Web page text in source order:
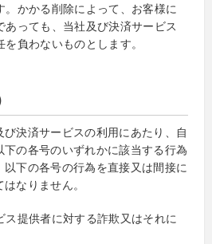
。かかる削除によって、お客様に
あっても、当社及び決済サービス
負わないものとします。
決済サービスの利用にあたり、自
下の各号のいずれかに該当する行為
下の各号の行為を直接又は間接に
なりません。
ス提供者に対する詐欺又はそれに